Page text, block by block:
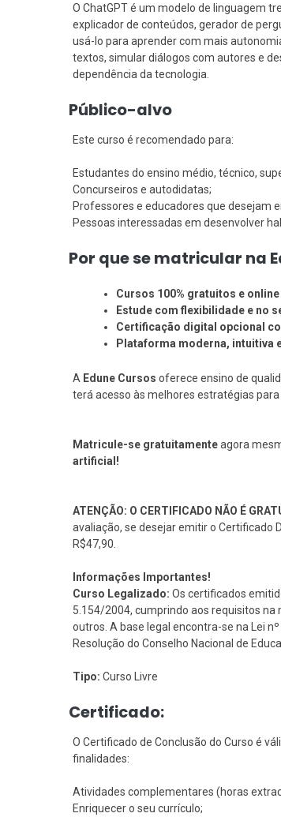
O ChatGPT é um modelo de linguagem
explicador de conteúdos, gerador de
usá-lo para aprender com mais
textos, simular diálogos com autores e
dependência da tecnologia.
Público-alvo
Este curso é recomendado para:
Estudantes do ensino médio, técnico,
Concurseiros e autodidatas;
Professores e educadores que desejam
Pessoas interessadas em desenvolver
Por que se matricular na
Cursos 100% gratuitos e online
Estude com flexibilidade e no
Certificação digital opcional
Plataforma moderna, intuitiva
A Edune Cursos oferece ensino de
terá acesso às melhores estratégias
Matricule-se gratuitamenteagora
artificial!
ATENÇÃO: O CERTIFICADO NÃO É
avaliação, se desejar emitir o Certificado
R$47,90.
Informações Importantes!
Curso Legalizado: Os certificados
5.154/2004, cumprindo aos requisitos
outros. A base legal encontra-se na Lei
Resolução do Conselho Nacional de
Tipo: Curso Livre
Certificado:
O Certificado de Conclusão do Curso é
finalidades:
Atividades complementares (horas
Enriquecer o seu currículo;